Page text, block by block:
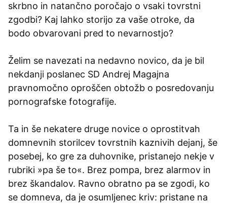
skrbno in natančno poročajo o vsaki tovrstni
zgodbi? Kaj lahko storijo za vaše otroke, da
bodo obvarovani pred to nevarnostjo?
Želim se navezati na nedavno novico, da je bil
nekdanji poslanec SD Andrej Magajna
pravnomočno oproščen obtožb o posredovanju
pornografske fotografije.
Ta in še nekatere druge novice o oprostitvah
domnevnih storilcev tovrstnih kaznivih dejanj, še
posebej, ko gre za duhovnike, pristanejo nekje v
rubriki »pa še to«. Brez pompa, brez alarmov in
brez škandalov. Ravno obratno pa se zgodi, ko
se domneva, da je osumljenec kriv: pristane na